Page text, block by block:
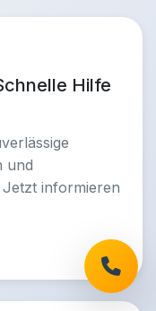
Hilfe
und
informieren